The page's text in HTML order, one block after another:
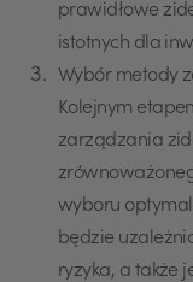
prawidłowe
istotnych dla
Wybór metody
Kolejnym
zarządzania
wyboru
będzie
ryzyka, a także